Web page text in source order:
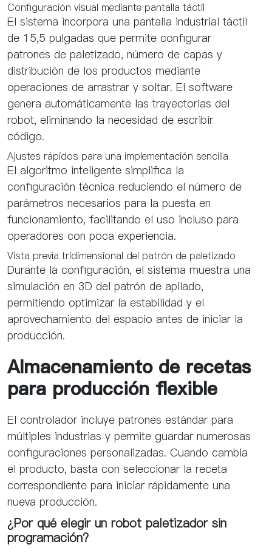
Configuración visual mediante pantalla táctil
El sistema incorpora una pantalla industrial táctil
de 15,5 pulgadas que permite configurar
patrones de paletizado, número de capas y
distribución de los productos mediante
operaciones de arrastrar y soltar. El software
genera automáticamente las trayectorias del
robot, eliminando la necesidad de escribir
código.
Ajustes rápidos para una implementación sencilla
El algoritmo inteligente simplifica la
configuración técnica reduciendo el número de
parámetros necesarios para la puesta en
funcionamiento, facilitando el uso incluso para
operadores con poca experiencia.
Vista previa tridimensional del patrón de paletizado
Durante la configuración, el sistema muestra una
simulación en 3D del patrón de apilado,
permitiendo optimizar la estabilidad y el
aprovechamiento del espacio antes de iniciar la
producción.
Almacenamiento de recetas
para producción flexible
El controlador incluye patrones estándar para
múltiples industrias y permite guardar numerosas
configuraciones personalizadas. Cuando cambia
el producto, basta con seleccionar la receta
correspondiente para iniciar rápidamente una
nueva producción.
¿Por qué elegir un robot paletizador sin
programación?